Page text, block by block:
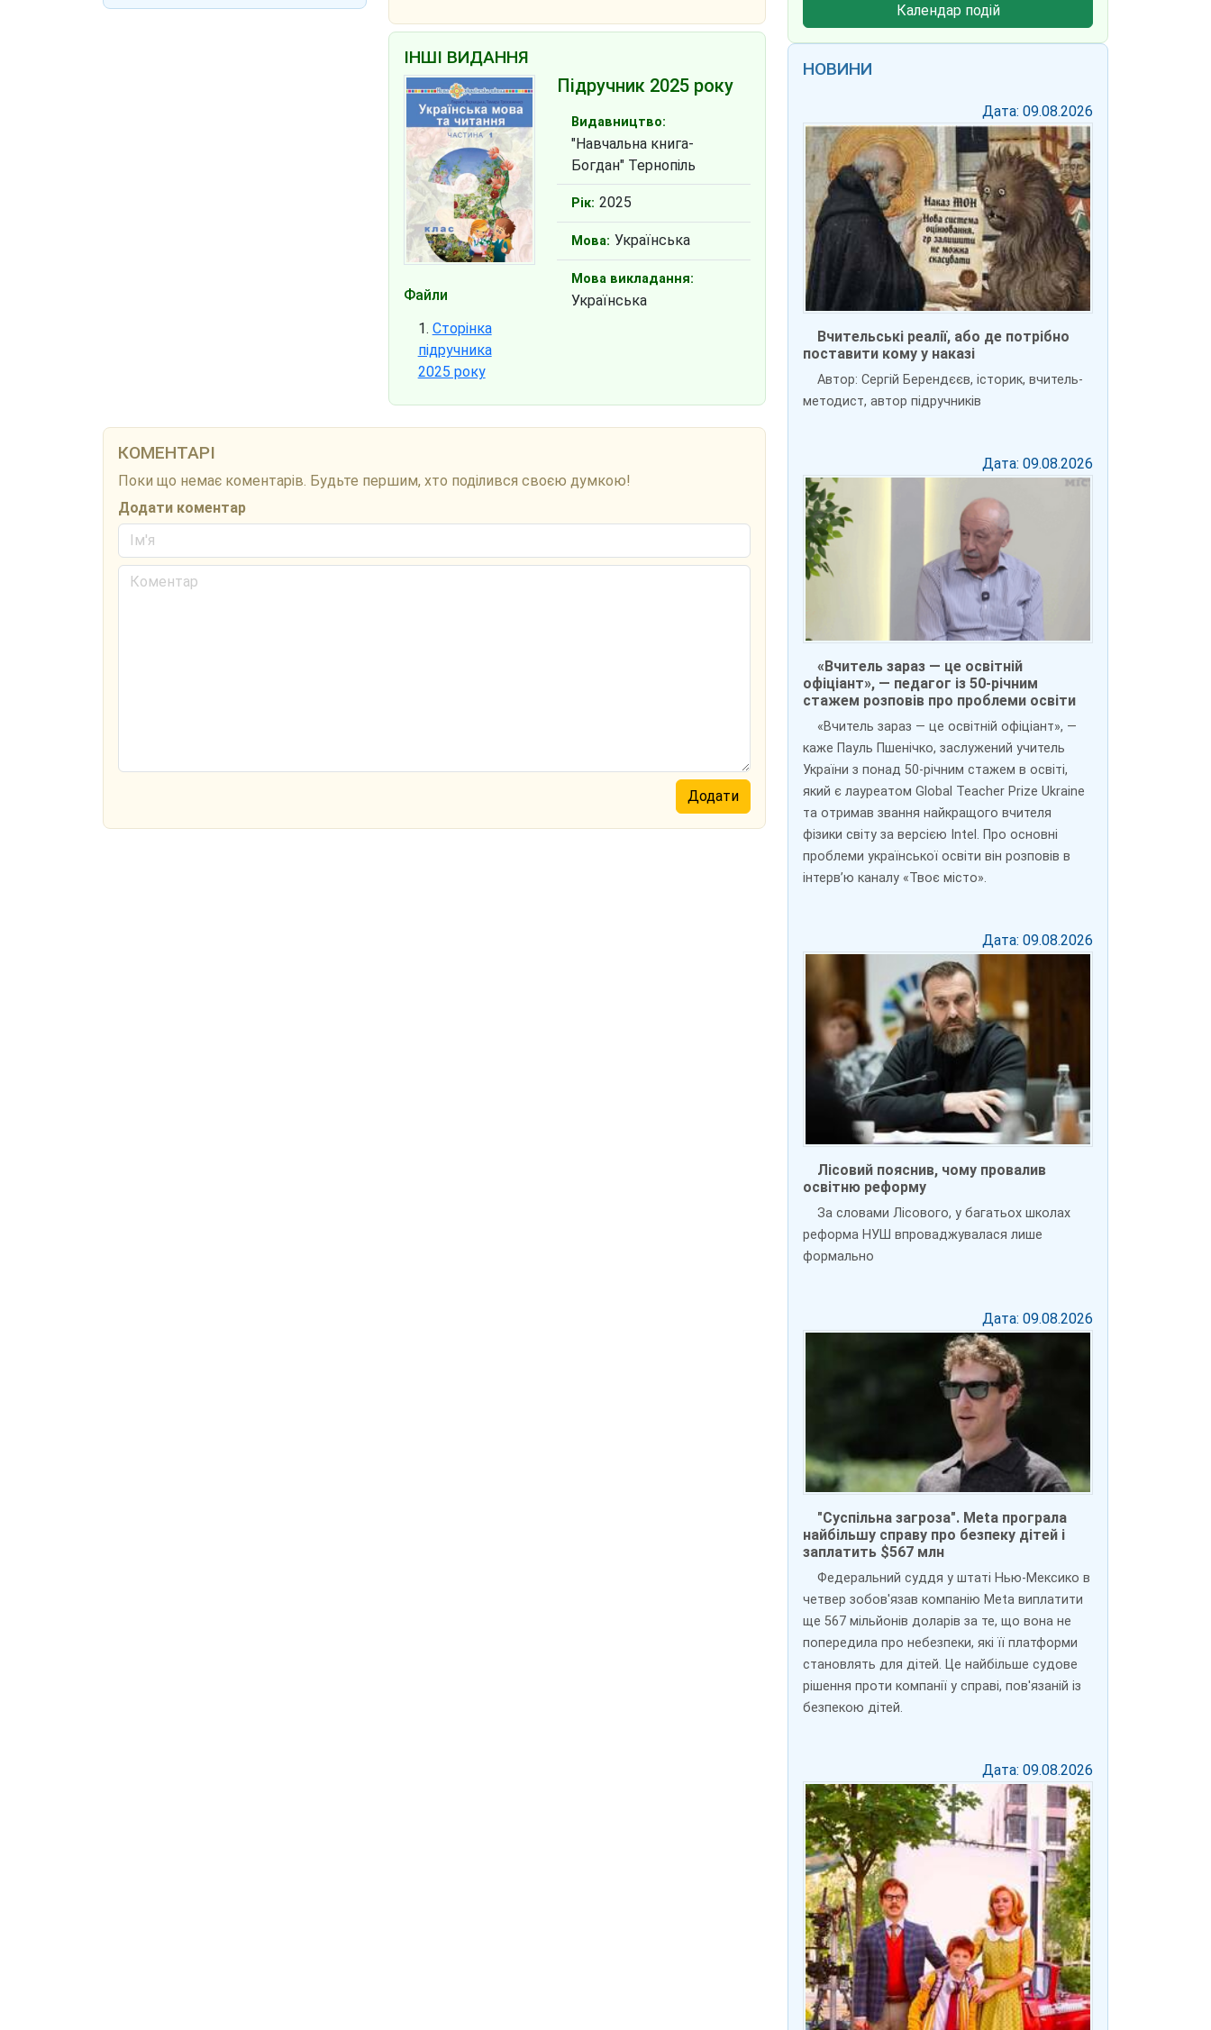
ІНШІ ВИДАННЯ
Файли
Сторінка
підручника
2025 року
Підручник 2025 року
Видавництво:
"Навчальна книга-
Богдан" Тернопіль
Рік: 2025
Мова: Українська
Мова викладання:
Українська
КОМЕНТАРІ
Поки що немає коментарів. Будьте першим, хто поділився своєю думкою!
Додати коментар
Календар подій
НОВИНИ
Дата: 09.08.2026
Вчительські реалії, або де потрібно
поставити кому у наказі
Автор: Сергій Берендєєв, історик, вчитель-
методист, автор підручників
Дата: 09.08.2026
«Вчитель зараз — це освітній
офіціант», — педагог із 50-річним
стажем розповів про проблеми освіти
«Вчитель зараз — це освітній офіціант», —
каже Пауль Пшенічко, заслужений учитель
України з понад 50-річним стажем в освіті,
який є лауреатом Global Teacher Prize Ukraine
та отримав звання найкращого вчителя
фізики світу за версією Intel. Про основні
проблеми української освіти він розповів в
інтерв’ю каналу «Твоє місто».
Дата: 09.08.2026
Лісовий пояснив, чому провалив
освітню реформу
За словами Лісового, у багатьох школах
реформа НУШ впроваджувалася лише
формально
Дата: 09.08.2026
"Суспільна загроза". Meta програла
найбільшу справу про безпеку дітей і
заплатить $567 млн
Федеральний суддя у штаті Нью-Мексико в
четвер зобов'язав компанію Meta виплатити
ще 567 мільйонів доларів за те, що вона не
попередила про небезпеки, які її платформи
становлять для дітей. Це найбільше судове
рішення проти компанії у справі, пов'язаній із
безпекою дітей.
Дата: 09.08.2026